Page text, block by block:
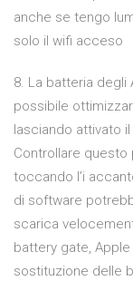
anche se tengo
solo il wifi acceso
8. La batteria
possibile
lasciando attivato
Controllare questo
toccando l’i
di software
scarica
battery gate,
sostituzione delle